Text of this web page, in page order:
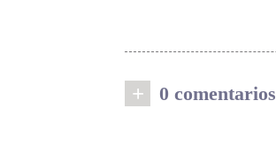
+ 0 comentarios